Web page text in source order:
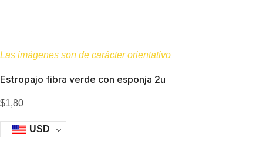
Las imágenes son de carácter orientativo
Estropajo fibra verde con esponja 2u
$1,80
USD